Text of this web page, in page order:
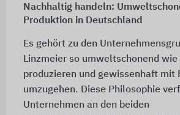
Nachhaltig handeln:
Produktion in Deutschland
Es gehört zu den
Linzmeier so umweltschonend wie
produzieren und gewissenhaft mit
umzugehen. Diese Philosophie
Unternehmen an den beiden